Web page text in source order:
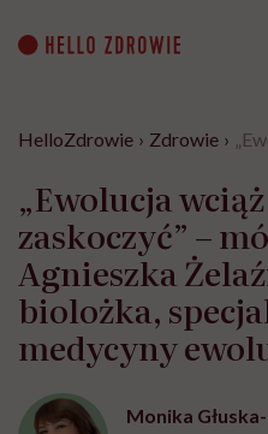
content
HelloZdrowie › Zdrowie ›
„Ewolucja
zaskoczyć” –
Agnieszka
biolożka,
medycyny
Monika